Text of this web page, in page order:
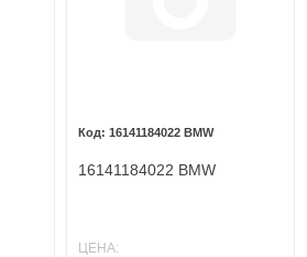
16141184022 BMW
16141184022 BMW
ЦЕНА: